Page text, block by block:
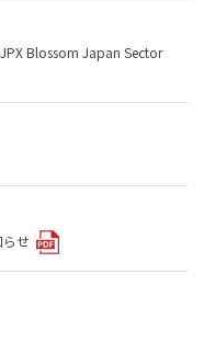
JPX Blossom Japan Sector
らせ